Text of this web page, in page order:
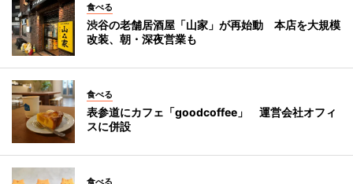
食べる
渋谷の老舗居酒屋「山家」が再始動 本店を大規模
改装、朝・深夜営業も
食べる
表参道にカフェ「goodcoffee」 運営会社オフィ
スに併設
食べる